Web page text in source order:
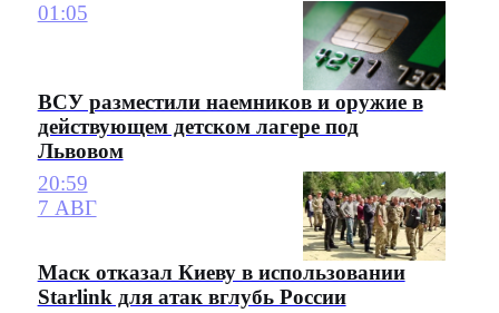
01:05
ВСУ разместили наемников и оружие в
действующем детском лагере под
Львовом
20:59
7 АВГ
Маск отказал Киеву в использовании
Starlink для атак вглубь России